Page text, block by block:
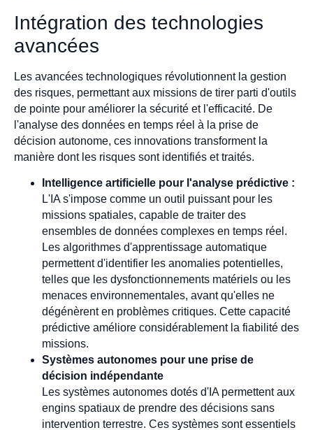
Intégration des technologies
avancées
Les avancées technologiques révolutionnent la gestion
des risques, permettant aux missions de tirer parti d'outils
de pointe pour améliorer la sécurité et l'efficacité. De
l'analyse des données en temps réel à la prise de
décision autonome, ces innovations transforment la
manière dont les risques sont identifiés et traités.
Intelligence artificielle pour l'analyse prédictive :
L'IA s'impose comme un outil puissant pour les
missions spatiales, capable de traiter des
ensembles de données complexes en temps réel.
Les algorithmes d'apprentissage automatique
permettent d'identifier les anomalies potentielles,
telles que les dysfonctionnements matériels ou les
menaces environnementales, avant qu'elles ne
dégénèrent en problèmes critiques. Cette capacité
prédictive améliore considérablement la fiabilité des
missions.
Systèmes autonomes pour une prise de
décision indépendante
Les systèmes autonomes dotés d'IA permettent aux
engins spatiaux de prendre des décisions sans
intervention terrestre. Ces systèmes sont essentiels